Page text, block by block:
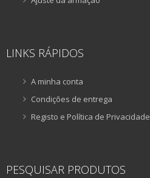
LINKS RÁPIDOS
A minha conta
Condições de entrega
Registo e Política de Privacidade
PESQUISAR PRODUTOS